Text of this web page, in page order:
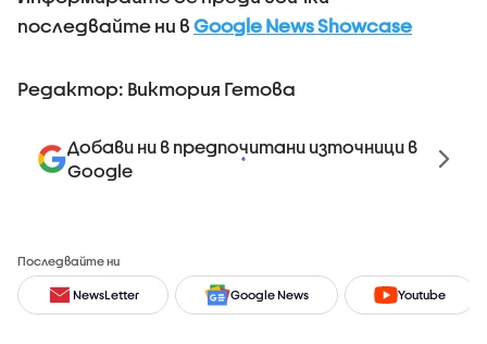
последвайте ни в Google News Showcase
Редактор: Виктория Гетова
Добави ни в предпочитани източници в
Google
Последвайте ни
NewsLetter Google News Youtube